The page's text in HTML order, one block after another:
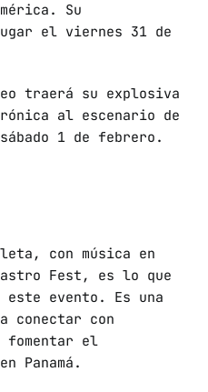
Su
el viernes 31 de
traerá su explosiva
al escenario de
1 de febrero.
con música en
Fest, es lo que
evento. Es una
conectar con
fomentar el
Panamá.